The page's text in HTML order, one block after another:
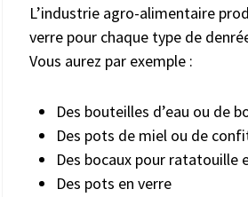
L’industrie agro-alimentaire
verre pour chaque type de
Vous aurez par exemple :
Des bouteilles d’eau ou de
Des pots de miel ou de
Des bocaux pour ratatouille
Des pots en verre